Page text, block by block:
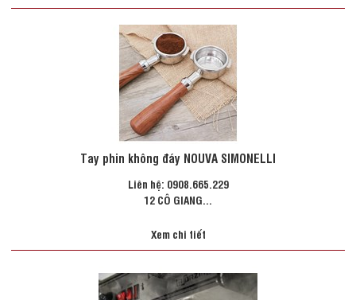
Tay phin không đáy NOUVA SIMONELLI
Liên hệ: 0908.665.229
12 CÔ GIANG...
Xem chi tiết